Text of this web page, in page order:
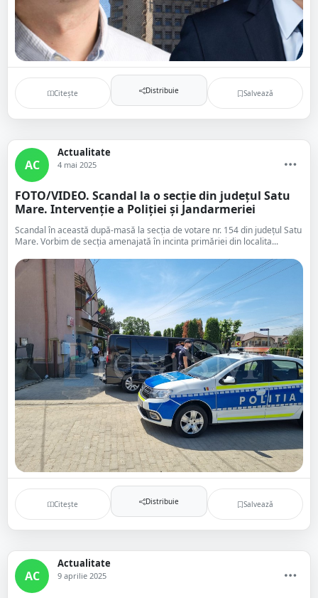
Citește Distribuie Salvează
AC
Actualitate
4 mai 2025
FOTO/VIDEO. Scandal la o secție din județul Satu
Mare. Intervenție a Poliției și Jandarmeriei
Scandal în această după-masă la secția de votare nr. 154 din județul Satu
Mare. Vorbim de secția amenajată în incinta primăriei din localita...
Citește Distribuie Salvează
AC
Actualitate
9 aprilie 2025